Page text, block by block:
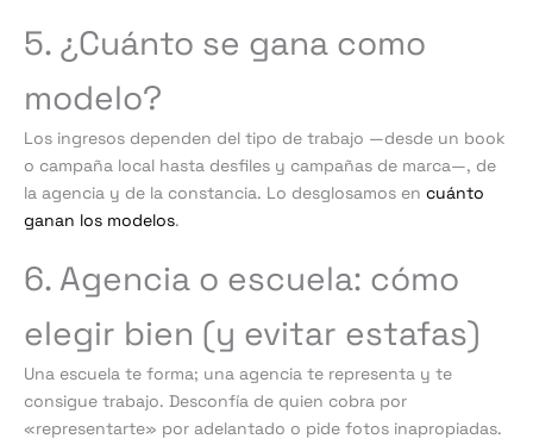
5. ¿Cuánto se gana como
modelo?
Los ingresos dependen del tipo de trabajo —desde un book
o campaña local hasta desfiles y campañas de marca—, de
la agencia y de la constancia. Lo desglosamos en cuánto
ganan los modelos.
6. Agencia o escuela: cómo
elegir bien (y evitar estafas)
Una escuela te forma; una agencia te representa y te
consigue trabajo. Desconfía de quien cobra por
«representarte» por adelantado o pide fotos inapropiadas.